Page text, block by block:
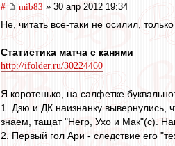
# mib83 » 30 апр 2012 19:34
Не, читать все-таки не осилил,
Статистика матча с канями
http://ifolder.ru/30224460
Я коротенько, на салфетке
1. Дзю и ДК наизнанку вывернулись,
знаем, тащат "Негр, Ухо и Мак"(с).
2. Первый гол Ари - следствие его